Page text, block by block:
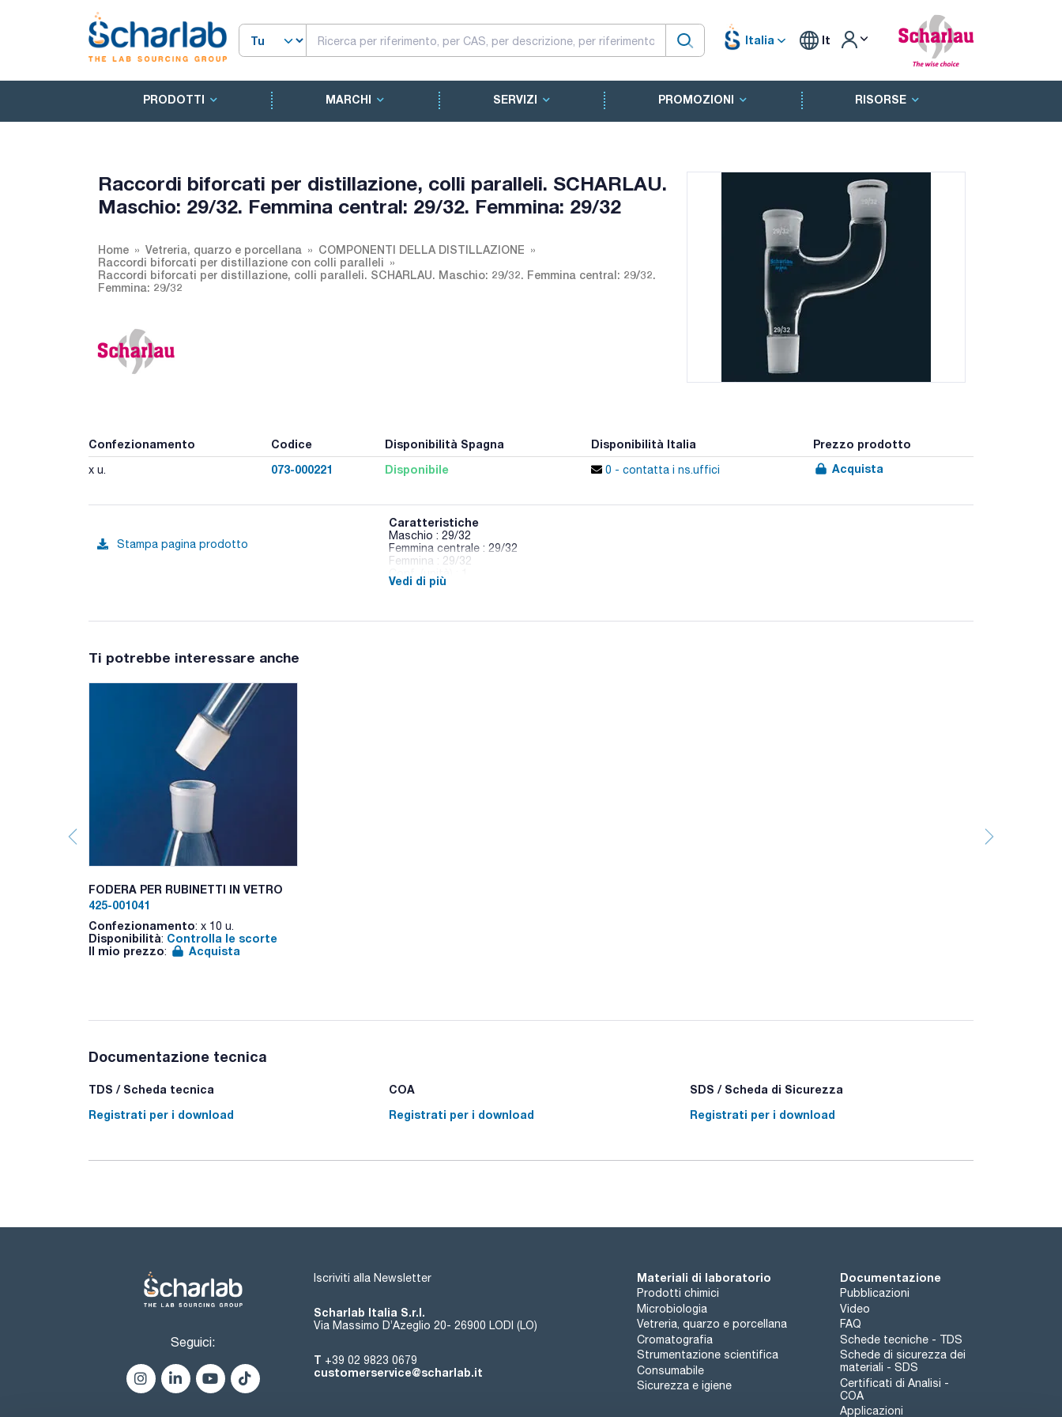
Italia It
PRODOTTI MARCHI SERVIZI PROMOZIONI RISORSE
Raccordi biforcati per distillazione, colli paralleli. SCHARLAU.
Maschio: 29/32. Femmina central: 29/32. Femmina: 29/32
Home Vetreria, quarzo e porcellana
COMPONENTI DELLA DISTILLAZIONE
Raccordi biforcati per distillazione con colli paralleli
Raccordi biforcati per distillazione, colli paralleli. SCHARLAU. Maschio: 29/32. Femmina central: 29/32.
Femmina: 29/32
Confezionamento Codice Disponibilità Spagna Disponibilità Italia Prezzo prodotto
x u. 073-000221 Disponibile 0 - contatta i ns.uffici Acquista
Stampa pagina prodotto
Caratteristiche
Maschio : 29/32
Femmina centrale : 29/32
Femmina : 29/32
Vedi di più
Ti potrebbe interessare anche
FODERA PER RUBINETTI IN VETRO
425-001041
Confezionamento: x 10 u.
Disponibilità: Controlla le scorte
Il mio prezzo: Acquista
Documentazione tecnica
TDS / Scheda tecnica
Registrati per i download
COA
Registrati per i download
SDS / Scheda di Sicurezza
Registrati per i download
Seguici:
Iscriviti alla Newsletter
Scharlab Italia S.r.l.
Via Massimo D’Azeglio 20- 26900 LODI (LO)
T +39 02 9823 0679
customerservice@scharlab.it
Materiali di laboratorio
Prodotti chimici
Microbiologia
Vetreria, quarzo e porcellana
Cromatografia
Strumentazione scientifica
Consumabile
Sicurezza e igiene
Documentazione
Pubblicazioni
Video
FAQ
Schede tecniche - TDS
Schede di sicurezza dei
materiali - SDS
Certificati di Analisi -
COA
Applicazioni